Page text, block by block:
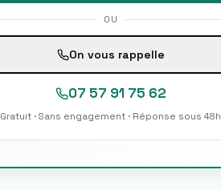
OU
On vous rappelle
07 57 91 75 62
Gratuit · Sans engagement · Réponse sous 48h